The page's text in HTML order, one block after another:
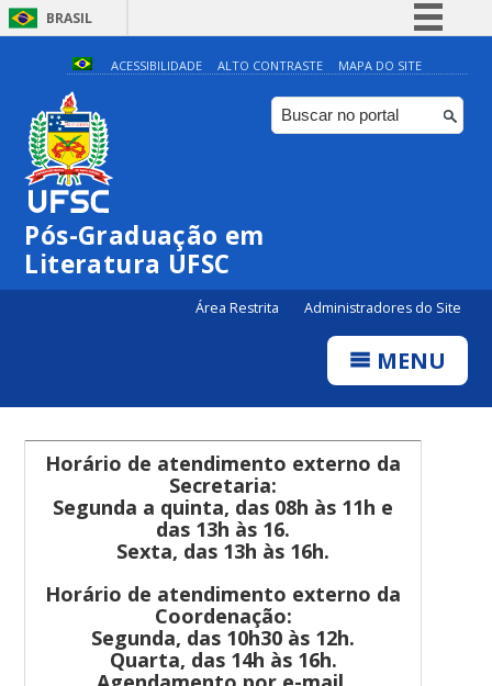
BRASIL
Simplifique!
Comunica BR
Participe
ACESSIBILIDADE ALTO CONTRASTE MAPA DO SITE
Pós-Graduação em
Literatura UFSC
Área Restrita Administradores do Site
MENU
Horário de atendimento externo da
Secretaria:
Segunda a quinta, das 08h às 11h e
das 13h às 16.
Sexta, das 13h às 16h.
Horário de atendimento externo da
Coordenação:
Segunda, das 10h30 às 12h.
Quarta, das 14h às 16h.